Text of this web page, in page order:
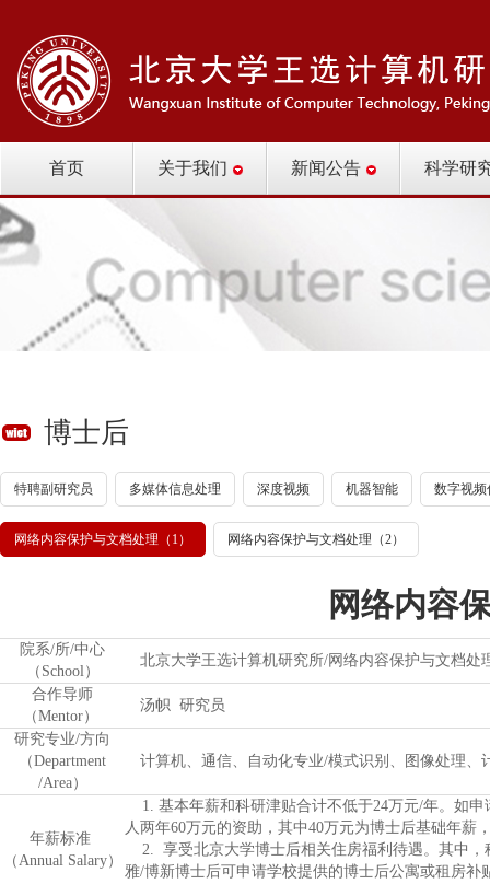
首页 关于我们 新闻公告 科学研
博士后
特聘副研究员 多媒体信息处理 深度视频 机器智能 数字视频
网络内容保护与文档处理（1） 网络内容保护与文档处理（2）
网络内容
院系/所/中心
（School）
北京大学王选计算机研究所/网络内容保护与文档处
合作导师
（Mentor）
汤帜 研究员
研究专业/方向
（Department
/Area）
计算机、通信、自动化专业/模式识别、图像处理、
年薪标准
（Annual Salary）
1. 基本年薪和科研津贴合计不低于24万元/年。如申
人两年60万元的资助，其中40万元为博士后基础年薪
2. 享受北京大学博士后相关住房福利待遇。其中，
雅/博新博士后可申请学校提供的博士后公寓或租房补